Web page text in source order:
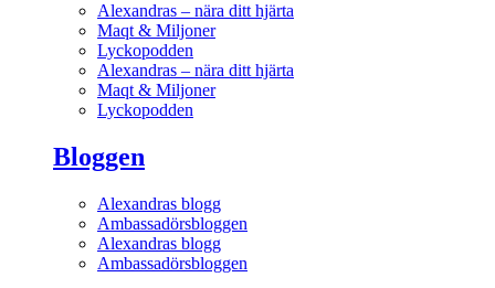
Alexandras – nära ditt hjärta
Maqt & Miljoner
Lyckopodden
Alexandras – nära ditt hjärta
Maqt & Miljoner
Lyckopodden
Bloggen
Alexandras blogg
Ambassadörsbloggen
Alexandras blogg
Ambassadörsbloggen